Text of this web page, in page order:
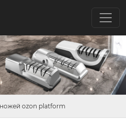
ozon platform